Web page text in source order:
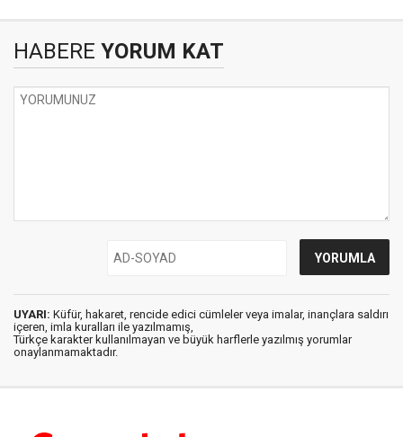
HABERE YORUM KAT
UYARI: Küfür, hakaret, rencide edici cümleler veya imalar, inançlara saldırı
içeren, imla kuralları ile yazılmamış,
Türkçe karakter kullanılmayan ve büyük harflerle yazılmış yorumlar
onaylanmamaktadır.